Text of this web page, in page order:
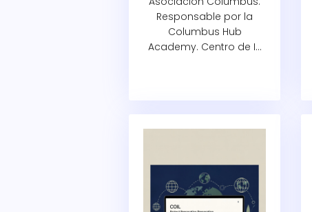
Responsable por la
Columbus Hub
Academy. Centro de I...